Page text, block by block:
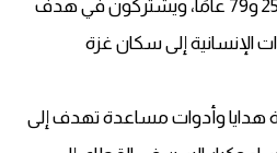
يتراوح عمر المشاركين بين 25 و79 عامًا، ويشتركون في هدف
الإنسانية إلى سكان غزة
هدايا وأدوات مساعدة تهدف إلى